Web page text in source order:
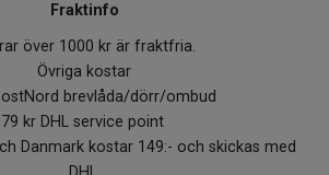
Fraktinfo
över 1000 kr är fraktfria.
Övriga kostar
brevlåda/dörr/ombud
79 kr DHL service point
Danmark kostar 149:- och skickas med